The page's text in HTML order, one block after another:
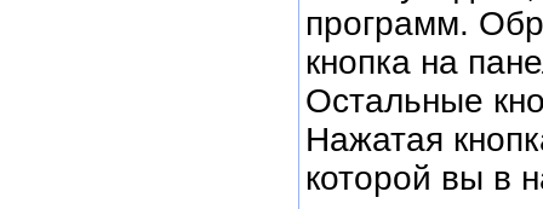
программ.
кнопка на
Остальные
Нажатая
которой вы в